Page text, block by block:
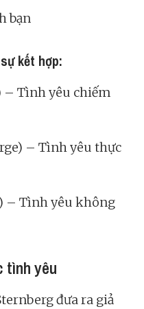
bạn
kết hợp:
– Tình yêu chiếm
– Tình yêu thực
– Tình yêu không
tình yêu
đưa ra giả